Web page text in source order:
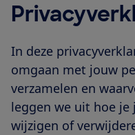
In deze
omgaan met jouw
verzamelen en
leggen we uit hoe je
wijzigen of